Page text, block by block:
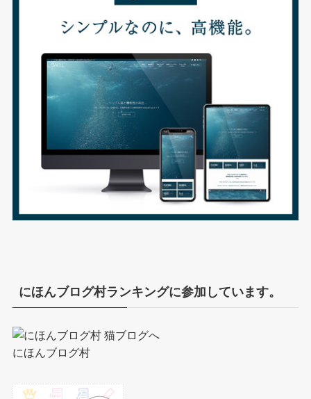
にほんブログ村ランキングに参加しています。
にほんブログ村